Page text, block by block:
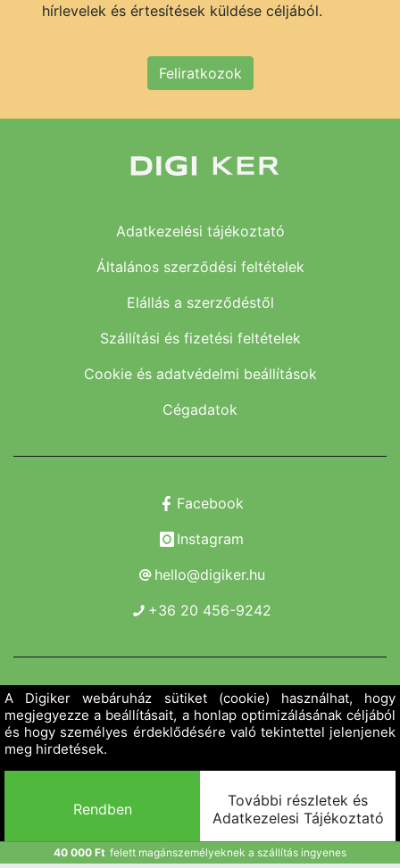
hírlevelek és értesítések küldése céljából.
Feliratkozok
Adatkezelési tájékoztató
Általános szerződési feltételek
Elállás a szerződéstől
Szállítási és fizetési feltételek
Cookie és adatvédelmi beállítások
Cégadatok
Facebook
Instagram
hello@digiker.hu
+36 20 456-9242
Copyright 2019 - 2026. Borsod Agroker Zrt.
Minden jog fenntartva!
Powered by Adamante
40 000 Ft felett magánszemélyeknek a szállítás ingyenes